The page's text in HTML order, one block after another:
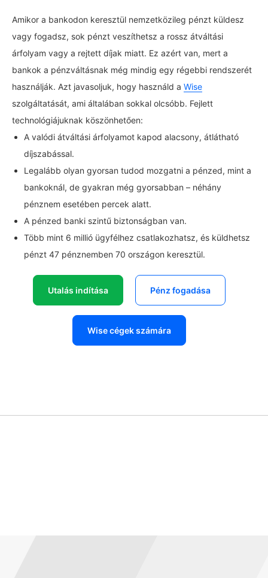
Amikor a bankodon keresztül nemzetközileg pénzt küldesz
vagy fogadsz, sok pénzt veszíthetsz a rossz átváltási
árfolyam vagy a rejtett díjak miatt. Ez azért van, mert a
bankok a pénzváltásnak még mindig egy régebbi rendszerét
használják. Azt javasoljuk, hogy használd a Wise
szolgáltatását, ami általában sokkal olcsóbb. Fejlett
technológiájuknak köszönhetően:
A valódi átváltási árfolyamot kapod alacsony, átlátható
díjszabással.
Legalább olyan gyorsan tudod mozgatni a pénzed, mint a
bankoknál, de gyakran még gyorsabban – néhány
pénznem esetében percek alatt.
A pénzed banki szintű biztonságban van.
Több mint 6 millió ügyfélhez csatlakozhatsz, és küldhetsz
pénzt 47 pénznemben 70 országon keresztül.
Utalás indítása Pénz fogadása
Wise cégek számára